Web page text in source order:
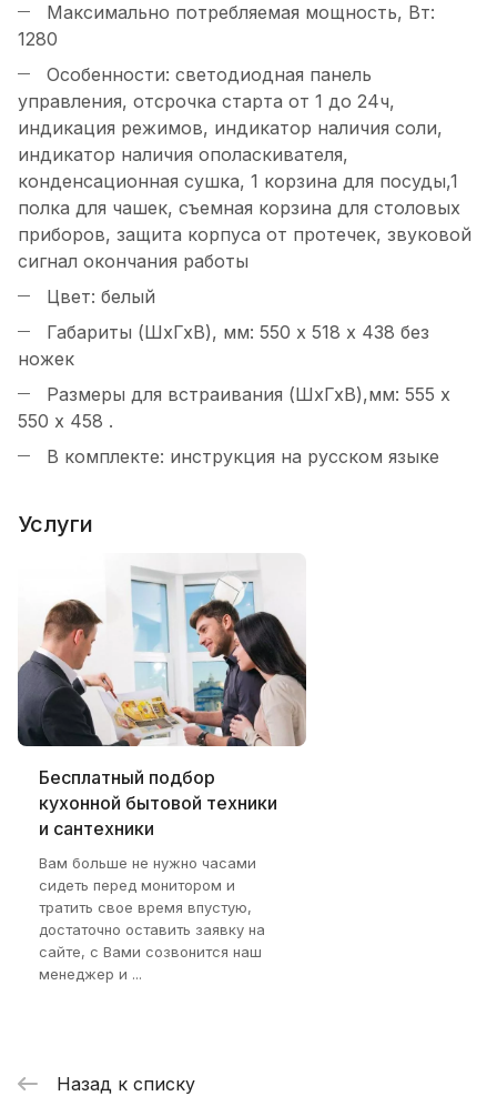
Максимально потребляемая мощность, Вт:
1280
Особенности: светодиодная панель
управления, отсрочка старта от 1 до 24ч,
индикация режимов, индикатор наличия соли,
индикатор наличия ополаскивателя,
конденсационная сушка, 1 корзина для посуды,1
полка для чашек, съемная корзина для столовых
приборов, защита корпуса от протечек, звуковой
сигнал окончания работы
Цвет: белый
Габариты (ШхГхВ), мм: 550 х 518 х 438 без
ножек
Размеры для встраивания (ШхГхВ),мм: 555 х
550 х 458 .
В комплекте: инструкция на русском языке
Услуги
Бесплатный подбор
кухонной бытовой техники
и сантехники
Вам больше не нужно часами
сидеть перед монитором и
тратить свое время впустую,
достаточно оставить заявку на
сайте, с Вами созвонится наш
менеджер и ...
Назад к списку